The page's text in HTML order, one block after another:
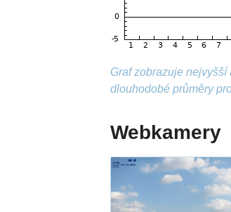
Graf zobrazuje
dlouhodobé průměry
Webkamery